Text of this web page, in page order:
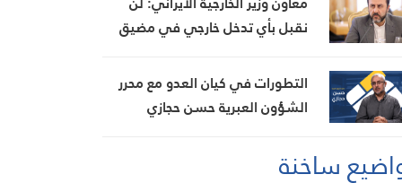
نقبل بأي تدخل خارجي في مضيق
التطورات في كيان العدو مع محرر
الشؤون العبرية حسن حجازي
ساخنة